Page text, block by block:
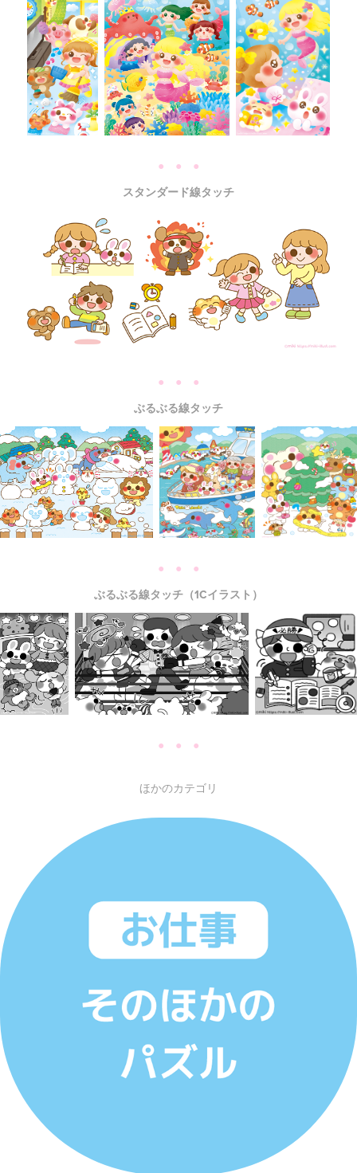
● ● ●
スタンダード線タッチ
● ● ●
ぶるぶる線タッチ
● ● ●
ぶるぶる線タッチ（1Cイラスト）
● ● ●
ほかのカテゴリ